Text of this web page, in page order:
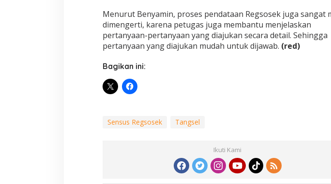
Menurut Benyamin, proses pendataan Regsosek juga sangat
dimengerti, karena petugas juga membantu menjelaskan
pertanyaan-pertanyaan yang diajukan secara detail. Sehingga
pertanyaan yang diajukan mudah untuk dijawab. (red)
Bagikan ini:
Sensus Regsosek Tangsel
Ikuti Kami